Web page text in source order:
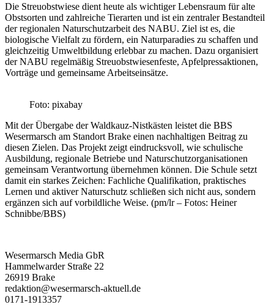
Die Streuobstwiese dient heute als wichtiger Lebensraum für alte
Obstsorten und zahlreiche Tierarten und ist ein zentraler Bestandteil
der regionalen Naturschutzarbeit des NABU. Ziel ist es, die
biologische Vielfalt zu fördern, ein Naturparadies zu schaffen und
gleichzeitig Umweltbildung erlebbar zu machen. Dazu organisiert
der NABU regelmäßig Streuobstwiesenfeste, Apfelpressaktionen,
Vorträge und gemeinsame Arbeitseinsätze.
Foto: pixabay
Mit der Übergabe der Waldkauz-Nistkästen leistet die BBS
Wesermarsch am Standort Brake einen nachhaltigen Beitrag zu
diesen Zielen. Das Projekt zeigt eindrucksvoll, wie schulische
Ausbildung, regionale Betriebe und Naturschutzorganisationen
gemeinsam Verantwortung übernehmen können. Die Schule setzt
damit ein starkes Zeichen: Fachliche Qualifikation, praktisches
Lernen und aktiver Naturschutz schließen sich nicht aus, sondern
ergänzen sich auf vorbildliche Weise. (pm/lr – Fotos: Heiner
Schnibbe/BBS)
Wesermarsch Media GbR
Hammelwarder Straße 22
26919 Brake
redaktion@wesermarsch-aktuell.de
0171-1913357